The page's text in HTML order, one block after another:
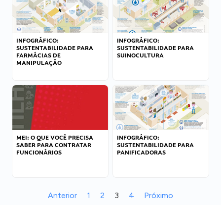
INFOGRÁFICO:
SUSTENTABILIDADE PARA
FARMÁCIAS DE
MANIPULAÇÃO
INFOGRÁFICO:
SUSTENTABILIDADE PARA
SUINOCULTURA
MEI: O QUE VOCÊ PRECISA
SABER PARA CONTRATAR
FUNCIONÁRIOS
INFOGRÁFICO:
SUSTENTABILIDADE PARA
PANIFICADORAS
Anterior 1 2 3 4 Próximo